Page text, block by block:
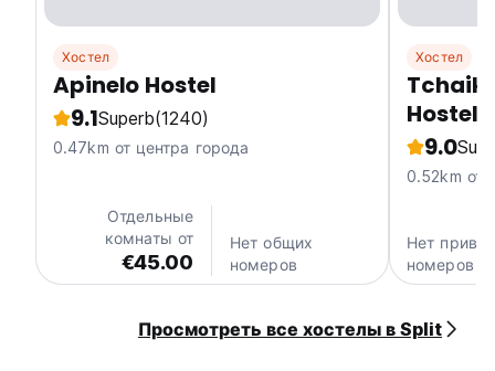
Хостел
Apinelo Hostel
9.1Superb(1240)
0.47km от центра города
Отдельные
комнаты от
€45.00
Нет общих
номеров
Хостел
Hostel)
9.0
0.52km от
Нет
номеров
Просмотреть все хостелы в Split